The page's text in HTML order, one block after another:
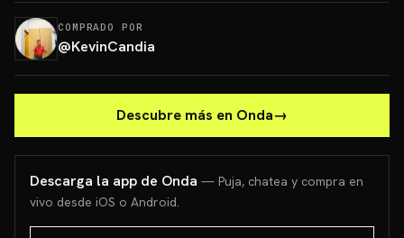
COMPRADO POR
@KevinCandia
Descubre más en Onda→
Descarga la app de Onda — Puja, chatea y compra en
vivo desde iOS o Android.